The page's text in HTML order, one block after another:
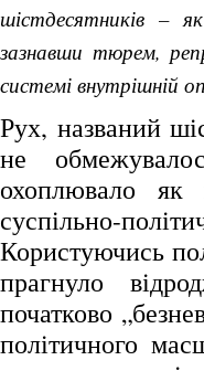
шістдесятників –
зазнавши тюрем,
системі внутрішній
Рух, названий
не
охоплювало як
суспільно-
Користуючись
прагнуло
початково
політичного